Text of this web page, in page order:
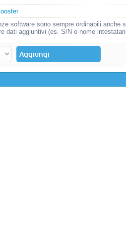
Hai perso la
software sono sempre ordinabili
dati aggiuntivi (es. S/N o nome